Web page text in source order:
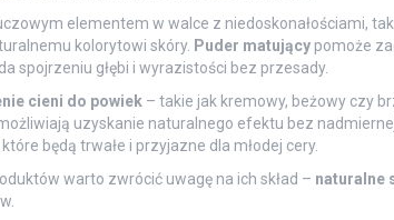
elementem w walce z niedoskonałościami,
kolorytowi skóry. Puder matującypomoże
spojrzeniu głębi i wyrazistości bez przesady.
cieni do powiek– takie jak kremowy, beżowy czy
uzyskanie naturalnego efektu bez
będą trwałe i przyjazne dla młodej cery.
warto zwrócić uwagę na ich skład – naturalne